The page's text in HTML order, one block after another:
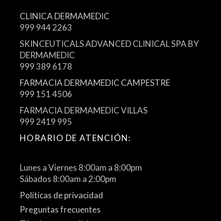
CLINICA DERMAMEDIC
999 944 2263
SKINCEUTICALS ADVANCED CLINICAL SPA BY
DERMAMEDIC
999 389 6178
FARMACIA DERMAMEDIC CAMPESTRE
999 151 4506
FARMACIA DERMAMEDIC VILLAS
999 2419 995
HORARIO DE ATENCIÓN:
Lunes a Viernes 8:00am a 8:00pm
Sábados 8:00am a 2:00pm
Políticas de privacidad
Preguntas frecuentes